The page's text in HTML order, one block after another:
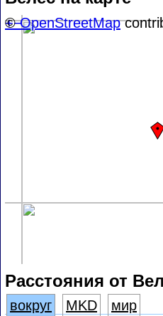
+−
©OpenStreetMap
Расстояния от
вокруг MKD
мир